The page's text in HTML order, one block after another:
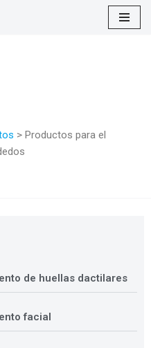
> Productos para el
de huellas dactilares
facial